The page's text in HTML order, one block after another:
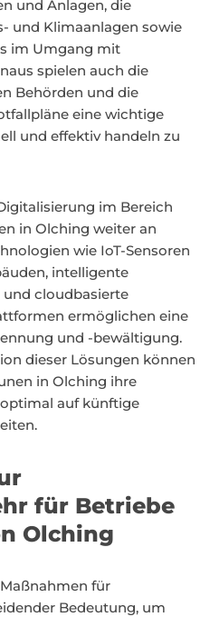
und Anlagen, die
und Klimaanlagen sowie
im Umgang mit
spielen auch die
Behörden und die
eine wichtige
und effektiv handeln zu
im Bereich
in Olching weiter an
wie IoT-Sensoren
intelligente
cloudbasierte
ermöglichen eine
und -bewältigung.
dieser Lösungen können
in Olching ihre
auf künftige
für Betriebe
Olching
für
Bedeutung, um